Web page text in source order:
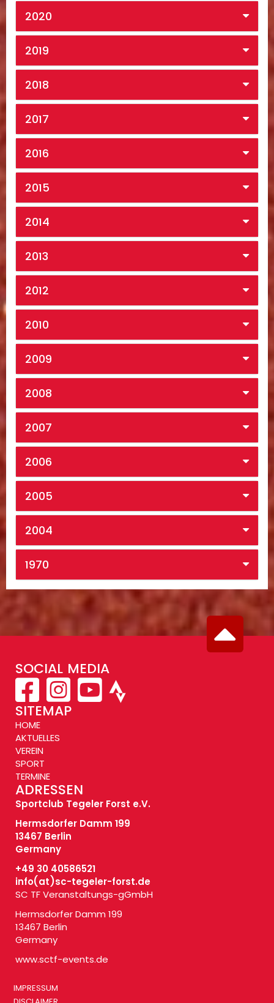
2020
2019
2018
2017
2016
2015
2014
2013
2012
2010
2009
2008
2007
2006
2005
2004
1970
SOCIAL MEDIA
SITEMAP
HOME
AKTUELLES
VEREIN
SPORT
TERMINE
ADRESSEN
Sportclub Tegeler Forst e.V.
Hermsdorfer Damm 199
13467 Berlin
Germany
+49 30 40586521
info(at)sc-tegeler-forst.de
SC TF Veranstaltungs-gGmbH
Hermsdorfer Damm 199
13467 Berlin
Germany
www.sctf-events.de
IMPRESSUM